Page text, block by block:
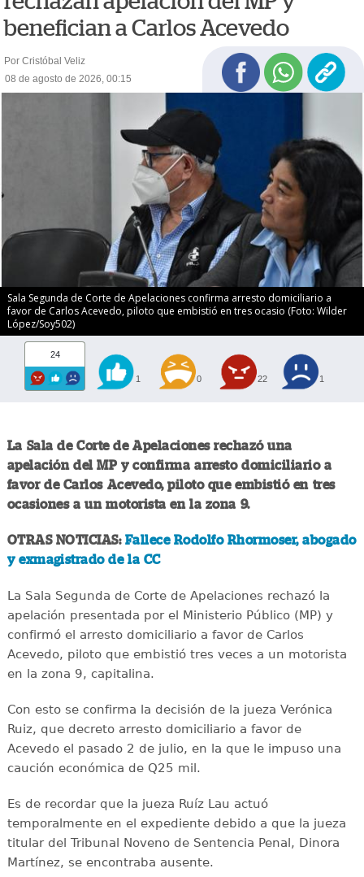
benefician a Carlos Acevedo
Por Cristóbal Veliz
08 de agosto de 2026, 00:15
Sala Segunda de Corte de Apelaciones confirma arresto domiciliario a
favor de Carlos Acevedo, piloto que embistió en tres ocasio (Foto: Wilder
López/Soy502)
24
1 0 22 1
La Sala de Corte de Apelaciones rechazó una
apelación del MP y confirma arresto domiciliario a
favor de Carlos Acevedo, piloto que embistió en tres
ocasiones a un motorista en la zona 9.
OTRAS NOTICIAS: Fallece Rodolfo Rhormoser, abogado
y exmagistrado de la CC
La Sala Segunda de Corte de Apelaciones rechazó la
apelación presentada por el Ministerio Público (MP) y
confirmó el arresto domiciliario a favor de Carlos
Acevedo, piloto que embistió tres veces a un motorista
en la zona 9, capitalina.
Con esto se confirma la decisión de la jueza Verónica
Ruiz, que decreto arresto domiciliario a favor de
Acevedo el pasado 2 de julio, en la que le impuso una
caución económica de Q25 mil.
Es de recordar que la jueza Ruíz Lau actuó
temporalmente en el expediente debido a que la jueza
titular del Tribunal Noveno de Sentencia Penal, Dinora
Martínez, se encontraba ausente.